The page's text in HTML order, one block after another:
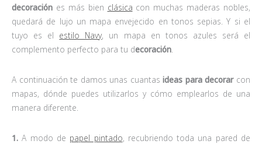
decoración es más bien clásica con muchas maderas nobles,
quedará de lujo un mapa envejecido en tonos sepias. Y si el
tuyo es el estilo Navy, un mapa en tonos azules será el
complemento perfecto para tu decoración.
A continuación te damos unas cuantasideas para decorarcon
mapas, dónde puedes utilizarlos y cómo emplearlos de una
manera diferente.
1. A modo de papel pintado, recubriendo toda una pared de